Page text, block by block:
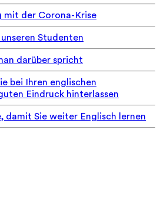
mit der Corona-Krise
Studenten
darüber spricht
bei Ihren englischen
Eindruck hinterlassen
damit Sie weiter Englisch lernen